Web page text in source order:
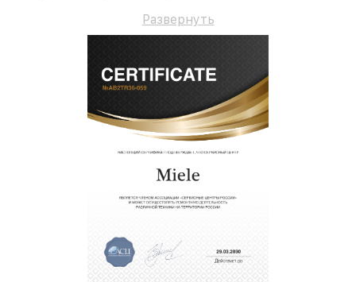
Развернуть